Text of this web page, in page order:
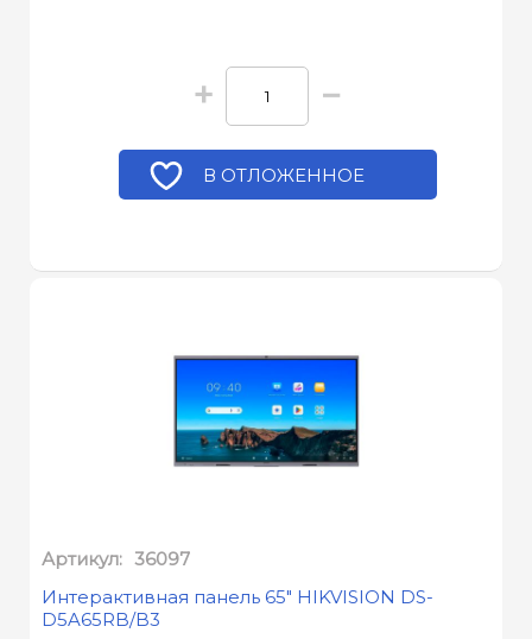
+ −
В ОТЛОЖЕННОЕ
Артикул: 36097
Интерактивная панель 65" HIKVISION DS-
D5A65RB/B3